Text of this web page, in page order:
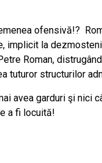
ofensivă!?
implicit la
Roman,
tuturor structurilor
avea garduri şi nici
a fi locuită!